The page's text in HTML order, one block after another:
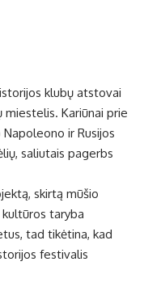
klubų atstovai
miestelis. Kariūnai prie
ir Rusijos
saliutais pagerbs
skirtą mūšio
kultūros taryba
tad tikėtina, kad
festivalis